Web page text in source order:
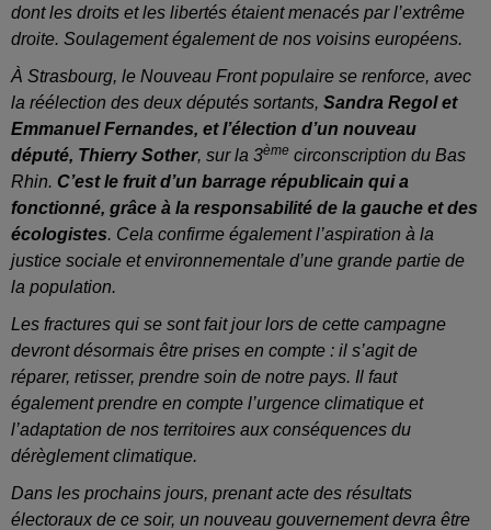
dont les droits et les libertés étaient menacés par l’extrême
droite. Soulagement également de nos voisins européens.
À Strasbourg, le Nouveau Front populaire se renforce, avec
la réélection des deux députés sortants, Sandra Regol et
Emmanuel Fernandes, et l’élection d’un nouveau
député, Thierry Sother, sur la 3ème circonscription du Bas
Rhin. C’est le fruit d’un barrage républicain qui a
fonctionné, grâce à la responsabilité de la gauche et des
écologistes. Cela confirme également l’aspiration à la
justice sociale et environnementale d’une grande partie de
la population.
Les fractures qui se sont fait jour lors de cette campagne
devront désormais être prises en compte : il s’agit de
réparer, retisser, prendre soin de notre pays. Il faut
également prendre en compte l’urgence climatique et
l’adaptation de nos territoires aux conséquences du
dérèglement climatique.
Dans les prochains jours, prenant acte des résultats
électoraux de ce soir, un nouveau gouvernement devra être